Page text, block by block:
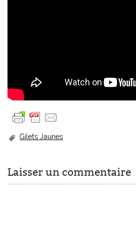
Gilets Jaunes
Laisser un commentaire